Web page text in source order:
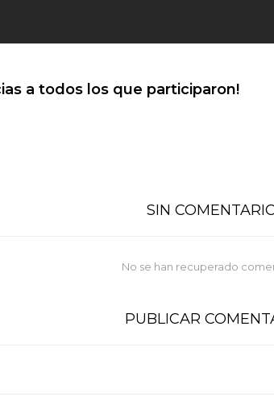
a todos los que participaron!
SIN
No se han recuperado
PUBLICAR